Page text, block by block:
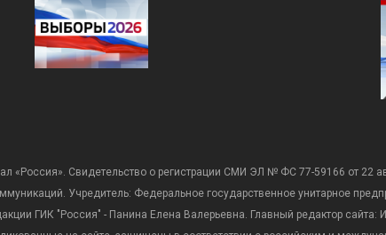
«Россия». Свидетельство о регистрации СМИ ЭЛ № ФС 77-59166 от 22
Учредитель: Федеральное государственное унитарное
ГИК "Россия" - Панина Елена Валерьевна. Главный редактор сайта: